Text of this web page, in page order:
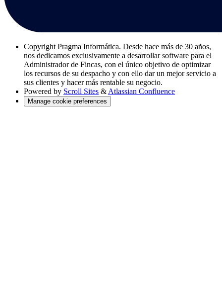
Copyright Pragma Informática. Desde hace más de 30 años,
nos dedicamos exclusivamente a desarrollar software para el
Administrador de Fincas, con el único objetivo de optimizar
los recursos de su despacho y con ello dar un mejor servicio a
sus clientes y hacer más rentable su negocio.
Powered by Scroll Sites & Atlassian Confluence
Manage cookie preferences